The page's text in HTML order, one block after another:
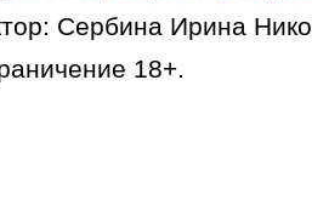
Сербина Ирина
18+.